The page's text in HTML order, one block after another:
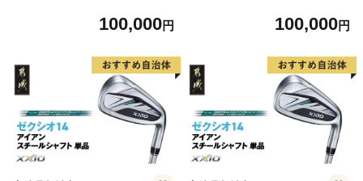
(都城市)ダンロップ ゼクシオ
イアン N.S.PRO 850GH neo
スチールシャフトゴルフ用品
スポーツ用品 日本製 MADE I
N JAPAN 国産 ゴルフクラブ
100,000円
(都城市)ダンロップ ゼクシオ
イアン N.S.PRO 850GH neo
スチールシャフトゴルフ用品
スポーツ用品 日本製 MADE I
N JAPAN 国産 ゴルフクラブ
100,000円